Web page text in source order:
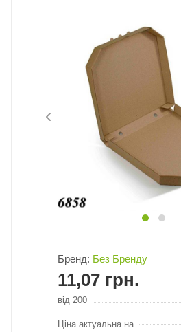
Бренд: Без Бренду
11,07 грн.
від 200
Ціна актуальна на